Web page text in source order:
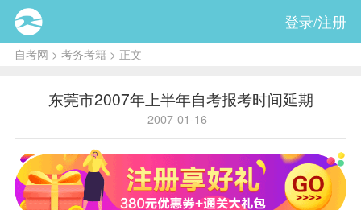
登录/注册
自考网 > 考务考籍 > 正文
东莞市2007年上半年自考报考时间延期
2007-01-16